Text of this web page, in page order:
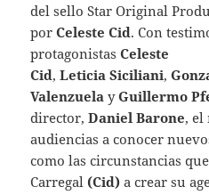
del sello Star Original
porCeleste Cid. Con
protagonistasCeleste
Cid, LeticiaSiciliani,
Valenzuela yGuillermo
director,Daniel Barone, el
audiencias a conocer
como las circunstancias
Carregal (Cid)a crear su